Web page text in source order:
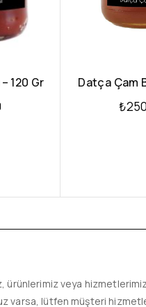
– 120 Gr Datça Çam
₺
ürünlerimiz veya
varsa, lütfen müşteri